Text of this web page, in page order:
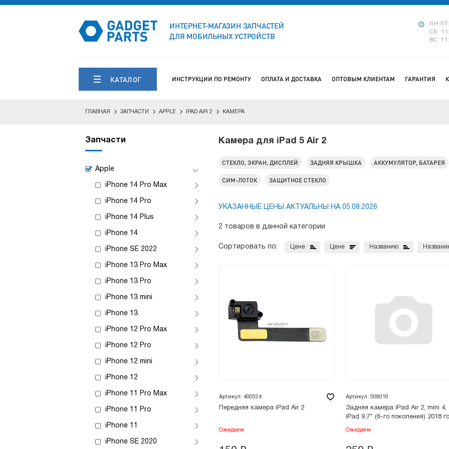
ИНТЕРНЕТ-МАГАЗИН ЗАПЧАСТЕЙ
ДЛЯ МОБИЛЬНЫХ УСТРОЙСТВ
ПН-
СБ:
ВС:
КАТАЛОГ ИНСТРУКЦИИ ПО РЕМОНТУ ОПЛАТА И ДОСТАВКА ОПТОВЫМ КЛИЕНТАМ ГАРАНТИЯ
ГЛАВНАЯ ЗАПЧАСТИ APPLE IPAD AIR 2 КАМЕРА
Запчасти
Apple
iPhone 14 Pro Max
iPhone 14 Pro
iPhone 14 Plus
iPhone 14
iPhone SE 2022
iPhone 13 Pro Max
iPhone 13 Pro
iPhone 13 mini
iPhone 13
iPhone 12 Pro Max
iPhone 12 Pro
iPhone 12 mini
iPhone 12
iPhone 11 Pro Max
iPhone 11 Pro
iPhone 11
iPhone SE 2020
Камера для iPad 5 Air 2
СТЕКЛО, ЭКРАН, ДИСПЛЕЙ ЗАДНЯЯ КРЫШКА АККУМУЛЯТОР, БАТАРЕЯ
СИМ-ЛОТОК ЗАЩИТНОЕ СТЕКЛО
УКАЗАННЫЕ ЦЕНЫ АКТУАЛЬНЫ НА 05.08.2026
2 товаров в данной категории
Сортировать по: Цене Цене Названию
Артикул: 400524
Передняя камера iPad Air 2
Ожидаем
Артикул: 508010
Задняя камера iPad Air 2, mini 4,
iPad 9,7” (6-го поколения) 2018
Ожидаем